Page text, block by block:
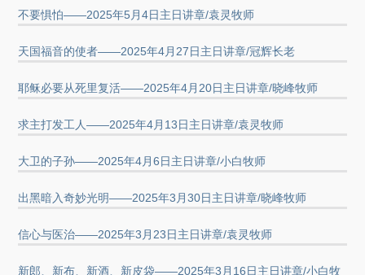
不要惧怕——2025年5月4日主日讲章/袁灵牧师
天国福音的使者——2025年4月27日主日讲章/冠辉长老
耶稣必要从死里复活——2025年4月20日主日讲章/晓峰牧师
求主打发工人——2025年4月13日主日讲章/袁灵牧师
大卫的子孙——2025年4月6日主日讲章/小白牧师
出黑暗入奇妙光明——2025年3月30日主日讲章/晓峰牧师
信心与医治——2025年3月23日主日讲章/袁灵牧师
新郎、新布、新酒、新皮袋——2025年3月16日主日讲章/小白牧